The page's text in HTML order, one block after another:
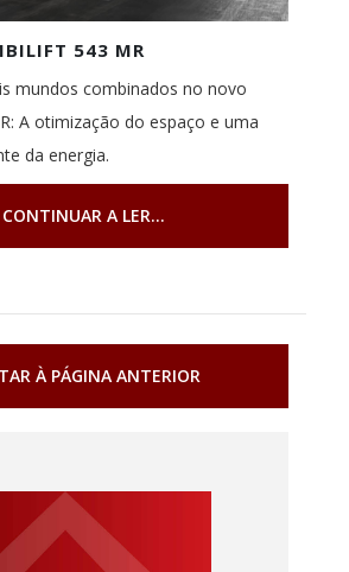
543 MR
mundos combinados no novo
A otimização do espaço e uma
da energia.
CONTINUAR A LER...
À PÁGINA ANTERIOR